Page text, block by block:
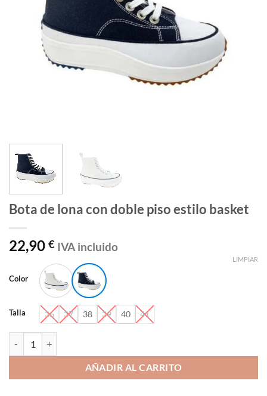
Bota de lona con doble piso estilo basket
22,90 € IVA incluido
Color
Talla 36 37 38 39 40 41
LIMPIAR
AÑADIR AL CARRITO